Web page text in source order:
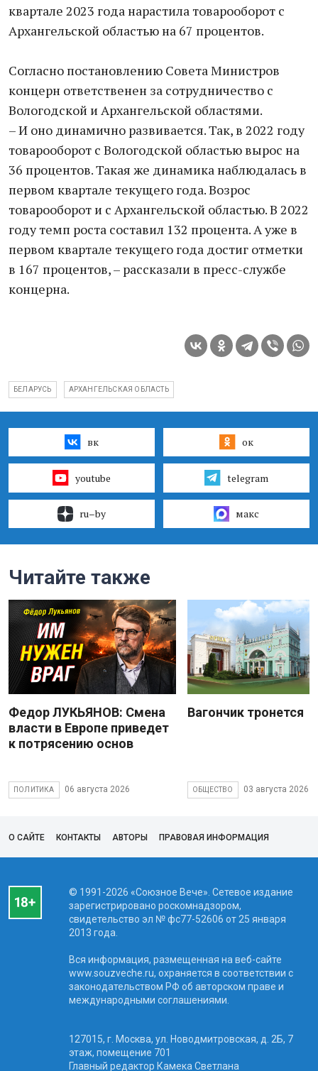
квартале 2023 года нарастила товарооборот с
Архангельской областью на 67 процентов.
Согласно постановлению Совета Министров
концерн ответственен за сотрудничество с
Вологодской и Архангельской областями.
– И оно динамично развивается. Так, в 2022 году
товарооборот с Вологодской областью вырос на
36 процентов. Такая же динамика наблюдалась в
первом квартале текущего года. Возрос
товарооборот и с Архангельской областью. В 2022
году темп роста составил 132 процента. А уже в
первом квартале текущего года достиг отметки
в 167 процентов, – рассказали в пресс-службе
концерна.
БЕЛАРУСЬ АРХАНГЕЛЬСКАЯ ОБЛАСТЬ
вк ок
youtube telegram
ru–by макс
Читайте также
Федор ЛУКЬЯНОВ: Смена
власти в Европе приведет
к потрясению основ
ПОЛИТИКА 06 августа 2026
Вагончик тронется
ОБЩЕСТВО 03 августа 2026
О САЙТЕ КОНТАКТЫ АВТОРЫ ПРАВОВАЯ ИНФОРМАЦИЯ
© 1991-2026 «Союзное Вече». Сетевое издание
зарегистрировано роскомнадзором,
свидетельство эл № фc77-52606 от 25 января
2013 года.
Вся информация, размещенная на веб-сайте
www.souzveche.ru, охраняется в соответствии с
законодательством РФ об авторском праве и
международными соглашениями.
127015, г. Москва, ул. Новодмитровская, д. 2Б, 7
этаж, помещение 701
Главный редактор Камека Светлана